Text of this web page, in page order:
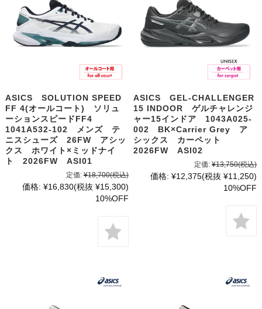
ASICS SOLUTION SPEED
FF 4(オールコート) ソリュ
ーションスピードFF4
1041A532-102 メンズ テ
ニスシューズ 26FW アシッ
クス ホワイト×ミッドナイ
ト 2026FW ASI01
定価: ¥18,700(税込)
価格: ¥16,830(税抜 ¥15,300)
10%OFF
ASICS GEL-CHALLENGER
15 INDOOR ゲルチャレンジ
ャー15インドア 1043A025-
002 BK×Carrier Grey ア
シックス カーペット
2026FW ASI02
定価: ¥13,750(税込)
価格: ¥12,375(税抜 ¥11,250)
10%OFF